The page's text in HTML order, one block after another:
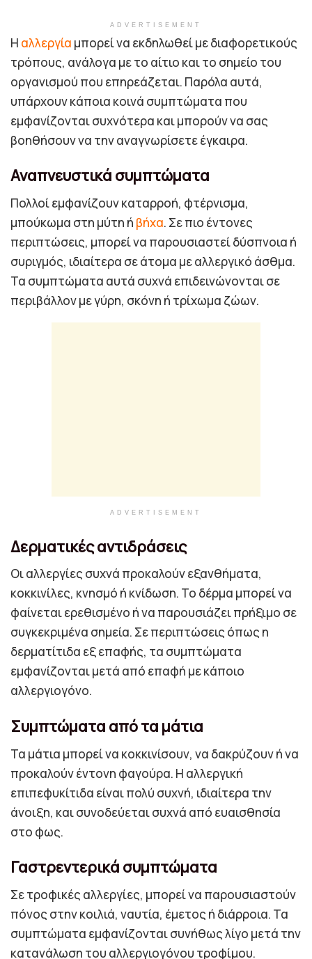
ADVERTISEMENT
Η αλλεργία μπορεί να εκδηλωθεί με διαφορετικούς
τρόπους, ανάλογα με το αίτιο και το σημείο του
οργανισμού που επηρεάζεται. Παρόλα αυτά,
υπάρχουν κάποια κοινά συμπτώματα που
εμφανίζονται συχνότερα και μπορούν να σας
βοηθήσουν να την αναγνωρίσετε έγκαιρα.
Αναπνευστικά συμπτώματα
Πολλοί εμφανίζουν καταρροή, φτέρνισμα,
μπούκωμα στη μύτη ή βήχα. Σε πιο έντονες
περιπτώσεις, μπορεί να παρουσιαστεί δύσπνοια ή
συριγμός, ιδιαίτερα σε άτομα με αλλεργικό άσθμα.
Τα συμπτώματα αυτά συχνά επιδεινώνονται σε
περιβάλλον με γύρη, σκόνη ή τρίχωμα ζώων.
ADVERTISEMENT
Δερματικές αντιδράσεις
Οι αλλεργίες συχνά προκαλούν εξανθήματα,
κοκκινίλες, κνησμό ή κνίδωση. Το δέρμα μπορεί να
φαίνεται ερεθισμένο ή να παρουσιάζει πρήξιμο σε
συγκεκριμένα σημεία. Σε περιπτώσεις όπως η
δερματίτιδα εξ επαφής, τα συμπτώματα
εμφανίζονται μετά από επαφή με κάποιο
αλλεργιογόνο.
Συμπτώματα από τα μάτια
Τα μάτια μπορεί να κοκκινίσουν, να δακρύζουν ή να
προκαλούν έντονη φαγούρα. Η αλλεργική
επιπεφυκίτιδα είναι πολύ συχνή, ιδιαίτερα την
άνοιξη, και συνοδεύεται συχνά από ευαισθησία
στο φως.
Γαστρεντερικά συμπτώματα
Σε τροφικές αλλεργίες, μπορεί να παρουσιαστούν
πόνος στην κοιλιά, ναυτία, έμετος ή διάρροια. Τα
συμπτώματα εμφανίζονται συνήθως λίγο μετά την
κατανάλωση του αλλεργιογόνου τροφίμου.